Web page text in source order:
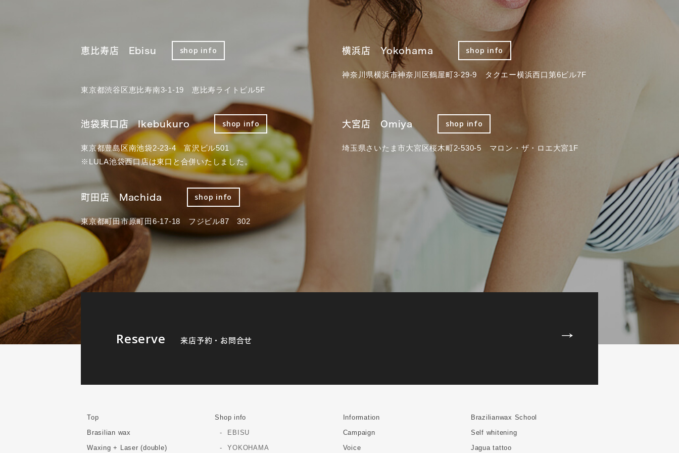
恵比寿店 Ebisu shop info
東京都渋谷区恵比寿南3-1-19 恵比寿ライトビル5F
横浜店 Yokohama shop info
神奈川県横浜市神奈川区鶴屋町3-29-9 タクエー横浜西口第6ビル7F
池袋東口店 Ikebukuro shop info
東京都豊島区南池袋2-23-4 富沢ビル501
※LULA池袋西口店は東口と合併いたしました。
大宮店 Omiya shop info
埼玉県さいたま市大宮区桜木町2-530-5 マロン・ザ・ロエ大宮1F
町田店 Machida shop info
東京都町田市原町田6-17-18 フジビル87 302
Reserve 来店予約・お問合せ
Top
Brasilian wax
Waxing + Laser (double)
Shop info
EBISU
YOKOHAMA
Information
Campaign
Voice
Brazilianwax School
Self whitening
Jagua tattoo